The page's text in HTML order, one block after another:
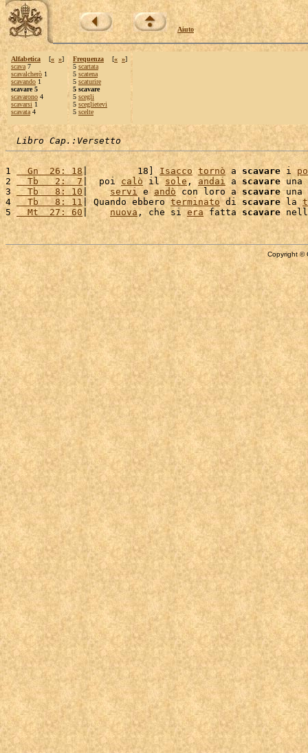
Aiuto
Alfabetica [« »]
scava 7
scavalcherò 1
scavando 1
scavare 5
scavarono 4
scavarsi 1
scavata 4
Frequenza [« »]
5 scartata
5 scatena
5 scaturire
5 scavare
5 scegli
5 sceglietevi
5 scelte
Libro Cap.:Versetto
1
  Gn  26: 18
|         18] Isacco tornò a scavare i
2
  Tb   2:  7
|  poi calò il sole , andai a scavare una
3
  Tb   8: 10
| servi e andò con loro a scavare una
4
  Tb   8: 11
| Quando ebbero terminato di scavare la
5
  Mt  27: 60
| nuova, che si era fatta scavare
Copyright ©